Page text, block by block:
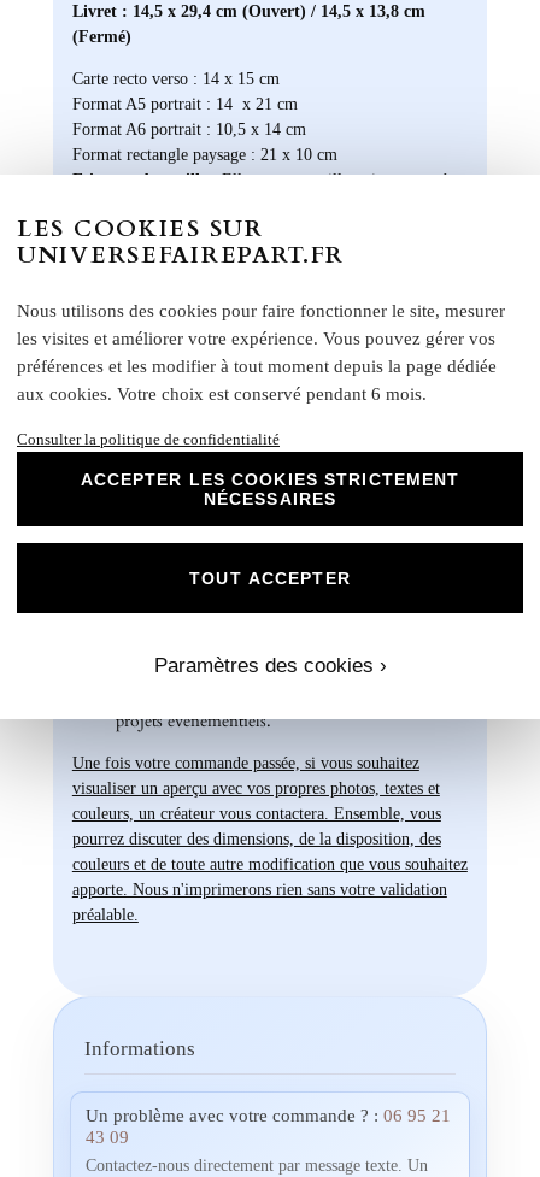
Livret : 14,5 x 29,4 cm (Ouvert) / 14,5 x 13,8 cm
(Fermé)
Carte recto verso : 14 x 15 cm
Format A5 portrait : 14 x 21 cm
Format A6 portrait : 10,5 x 14 cm
Format rectangle paysage : 21 x 10 cm
Etiquette bouteille: Elles ont une taille unique, pensée
Rond collant
: 4 cm
invitations d'anniversaire, des cartes de
remerciements et bien plus encore. Optez
pour ce papier de haute qualité pour un
résultat impeccable qui ravira vos invités et
spéciaux. Laissez libre cours à votre
créativité et personnalisez nos papiers Mat
Supérieur pour créer des souvenirs uniques
et inoubliables.
Chez Universe Faire-part, nous mettons
d'exception qui répondent à vos attentes les
expertise et à notre passion pour vous
projets évènementiels.
Une fois votre commande passée, si vous souhaitez
visualiser un aperçu avec vos propres photos, textes et
couleurs, un créateur vous contactera. Ensemble, vous
pourrez discuter des dimensions, de la disposition, des
couleurs et de toute autre modification que vous souhaitez
apporte. Nous n'imprimerons rien sans votre validation
préalable.
Informations
Un problème avec votre commande ? : 06 95 21
43 09
Contactez-nous directement par message texte. Un
LES COOKIES SUR
UNIVERSEFAIREPART.FR
Nous utilisons des cookies pour faire fonctionner le site, mesurer
les visites et améliorer votre expérience. Vous pouvez gérer vos
préférences et les modifier à tout moment depuis la page dédiée
aux cookies. Votre choix est conservé pendant 6 mois.
Consulter la politique de confidentialité
ACCEPTER LES COOKIES STRICTEMENT
NÉCESSAIRES
Paramètres des cookies ›
TOUT ACCEPTER